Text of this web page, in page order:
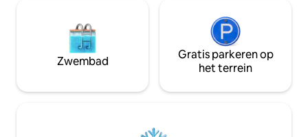
Zwembad
Gratis parkeren op
het terrein